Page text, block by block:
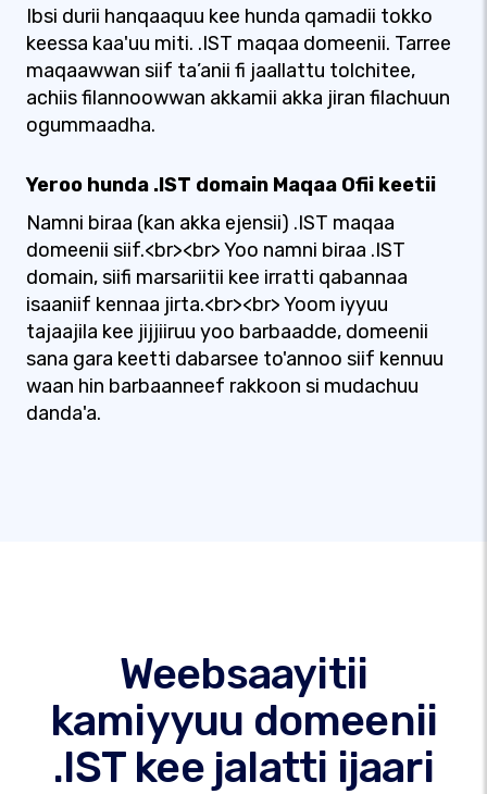
Ibsi durii hanqaaquu kee hunda qamadii tokko
keessa kaa'uu miti. .IST maqaa domeenii. Tarree
maqaawwan siif ta’anii fi jaallattu tolchitee,
achiis filannoowwan akkamii akka jiran filachuun
ogummaadha.
Yeroo hunda .IST domain Maqaa Ofii keetii
Namni biraa (kan akka ejensii) .IST maqaa
domeenii siif.<br><br> Yoo namni biraa .IST
domain, siifi marsariitii kee irratti qabannaa
isaaniif kennaa jirta.<br><br> Yoom iyyuu
tajaajila kee jijjiiruu yoo barbaadde, domeenii
sana gara keetti dabarsee to'annoo siif kennuu
waan hin barbaanneef rakkoon si mudachuu
danda'a.
Weebsaayitii
kamiyyuu domeenii
.IST kee jalatti ijaari